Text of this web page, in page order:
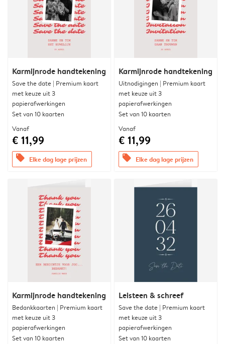
Karmijnrode handtekening
Save the date | Premium kaart
met keuze uit 3
papierafwerkingen
Set van 10 kaarten
Vanaf
€ 11,99
offers Elke dag lage prijzen
Karmijnrode handtekening
Uitnodigingen | Premium kaart
met keuze uit 3
papierafwerkingen
Set van 10 kaarten
Vanaf
€ 11,99
offers Elke dag lage prijzen
Karmijnrode handtekening
Bedankkaarten | Premium kaart
met keuze uit 3
papierafwerkingen
Set van 10 kaarten
Leisteen & schreef
Save the date | Premium kaart
met keuze uit 3
papierafwerkingen
Set van 10 kaarten